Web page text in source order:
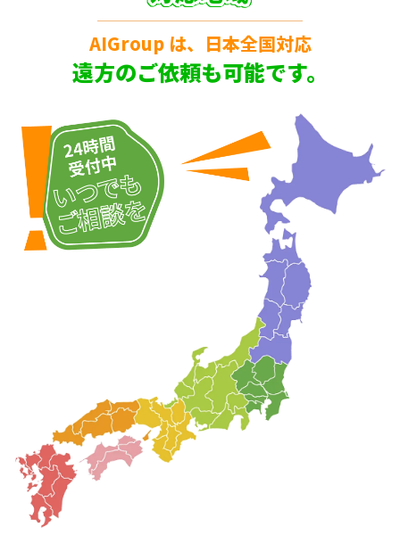
AIGroup は、日本全国対応
遠方のご依頼も可能です。